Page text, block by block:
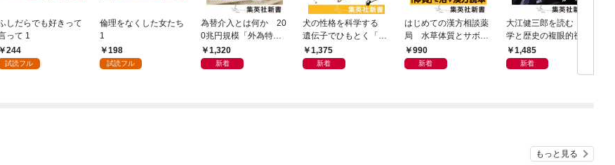
しだらでも好きって
って 1
244
試読フル
倫理をなくした女たち
1
198
試読フル
為替介入とは何か 20
0兆円規模「外為特
会」が生まれた謎
1,320
新着
犬の性格を科学する
遺伝子でひもとく「最
良の友」の進化
1,375
新着
はじめての漢方相談薬
局 水草体質とサボテ
ン体質
990
新着
大江健三郎を読む 文
学と歴史の複眼的視点
から1,485
新着
もっと見る